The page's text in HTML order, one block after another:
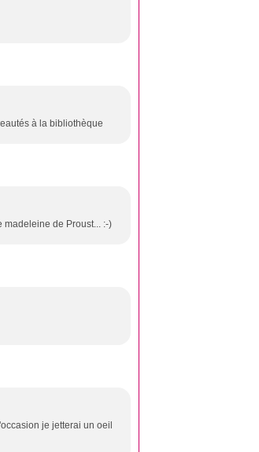
à la bibliothèque
madeleine de Proust... :-)
je jetterai un oeil